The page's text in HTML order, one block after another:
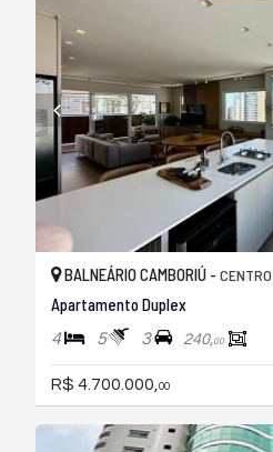
BALNEÁRIO CAMBORIÚ - CENTRO
Apartamento Duplex
4 5 3 240,00
R$ 4.700.000, 00